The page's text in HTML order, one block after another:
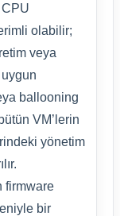
olabilir;
veya
ballooning
VM’lerin
yönetim
firmware
bir